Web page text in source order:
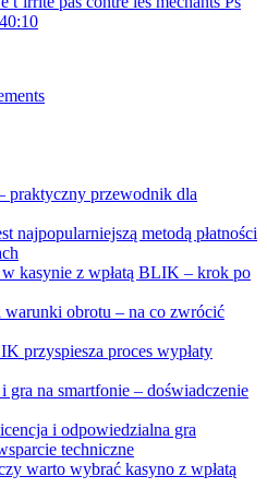
40:10
praktyczny przewodnik dla
najpopularniejszą metodą płatności
w kasynie z wpłatą BLIK – krok po
obrotu – na co zwrócić
przyspiesza proces wypłaty
gra na smartfonie – doświadczenie
i odpowiedzialna gra
techniczne
warto wybrać kasyno z wpłatą